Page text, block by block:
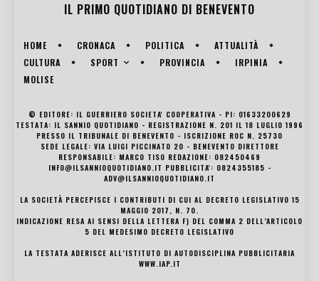
IL PRIMO QUOTIDIANO DI BENEVENTO
HOME CRONACA POLITICA
ATTUALITÀ
CULTURA
SPORT PROVINCIA
IRPINIA
MOLISE
© EDITORE: IL GUERRIERO SOCIETA' COOPERATIVA - PI: 01633200629
TESTATA: IL SANNIO QUOTIDIANO - REGISTRAZIONE N. 201 IL 18 LUGLIO 1996
PRESSO IL TRIBUNALE DI BENEVENTO - ISCRIZIONE ROC N. 25730
SEDE LEGALE: VIA LUIGI PICCINATO 20 - BENEVENTO DIRETTORE
RESPONSABILE: MARCO TISO REDAZIONE: 082450469
INFO@ILSANNIOQUOTIDIANO.IT PUBBLICITA': 0824355185 -
ADV@ILSANNIOQUOTIDIANO.IT
LA SOCIETÀ PERCEPISCE I CONTRIBUTI DI CUI AL DECRETO LEGISLATIVO 15
MAGGIO 2017, N. 70.
INDICAZIONE RESA AI SENSI DELLA LETTERA F) DEL COMMA 2 DELL’ARTICOLO
5 DEL MEDESIMO DECRETO LEGISLATIVO
LA TESTATA ADERISCE ALL’ISTITUTO DI AUTODISCIPLINA PUBBLICITARIA
WWW.IAP.IT